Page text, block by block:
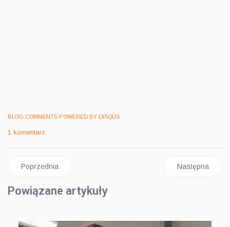
BLOG COMMENTS POWERED BY DISQUS
1 komentarz
Poprzednia strona: BŁACHOWICZ - STIRLING: JEST U JANA
Poprzednia Następna
Następna
Powiązane artykuły